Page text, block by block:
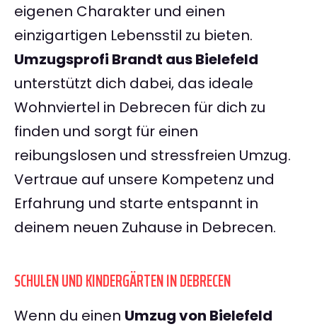
eigenen Charakter und einen
einzigartigen Lebensstil zu bieten.
Umzugsprofi Brandt aus Bielefeld
unterstützt dich dabei, das ideale
Wohnviertel in Debrecen für dich zu
finden und sorgt für einen
reibungslosen und stressfreien Umzug.
Vertraue auf unsere Kompetenz und
Erfahrung und starte entspannt in
deinem neuen Zuhause in Debrecen.
SCHULEN UND KINDERGÄRTEN IN DEBRECEN
Wenn du einen Umzug von Bielefeld